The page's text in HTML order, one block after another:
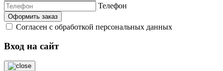
Телефон
Согласен с обработкой персональных данных
Вход на сайт